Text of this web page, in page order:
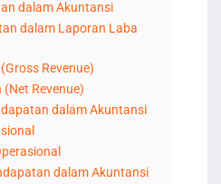
dalam Akuntansi
dalam Laporan Laba
Revenue)
Revenue)
dalam Akuntansi
dalam Akuntansi